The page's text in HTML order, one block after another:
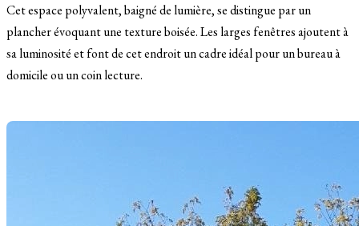
Cet espace polyvalent, baigné de lumière, se distingue par un
plancher évoquant une texture boisée. Les larges fenêtres ajoutent à
sa luminosité et font de cet endroit un cadre idéal pour un bureau à
domicile ou un coin lecture.